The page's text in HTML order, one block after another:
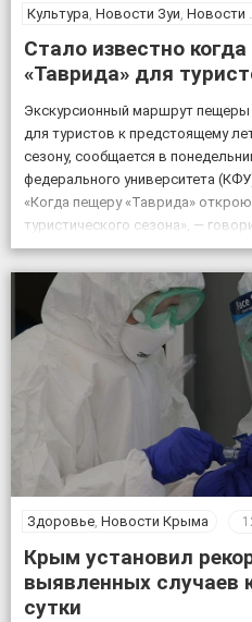
Культура Новости Зуи Новости Крыма
Стало известно
«Таврида» для
Экскурсионный маршрут
для туристов к предстоящему
сезону, сообщается в
федерального университета
«Когда пещеру «Таврида»
туристического сезона», —
отмечается, что посещение
безопасным. За возможным
Здоровье, Новости Крыма
Крым установил
выявленных случаев
сутки